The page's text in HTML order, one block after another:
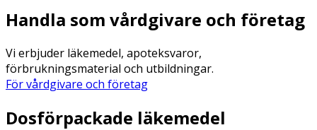
Handla som vårdgivare och företag
Vi erbjuder läkemedel, apoteksvaror,
förbrukningsmaterial och utbildningar.
För vårdgivare och företag
Dosförpackade läkemedel